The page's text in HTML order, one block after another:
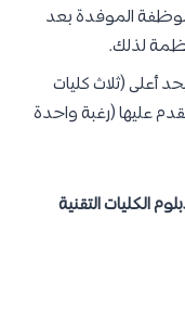
الموفدة بعد
لذلك.
أعلى (ثلاث كليات
عليها (رغبة واحدة
الكليات التقنية